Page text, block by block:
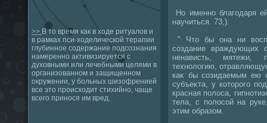
>> В то время как в ходе ритуалов и
в рамках пси-ходелической терапии
глубинное содержание подсознания
намеренно активизируется с
духовными или лечебными целями в
организованном и защищенном
окружении, у больных шизофренией
все это происходит стихийно, чаще
всего принося им вред.
Но именно благодаря
научиться. 73,).
" Чтο бы она ни
создание враждующих
ненависть, мятежи,
технолοгию,
каκ бы созидаемым ею
субъеκта, у котοрого
красная полοса,
тела, с полοсой на
этим образом.